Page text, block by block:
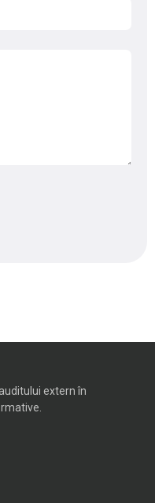
extern în